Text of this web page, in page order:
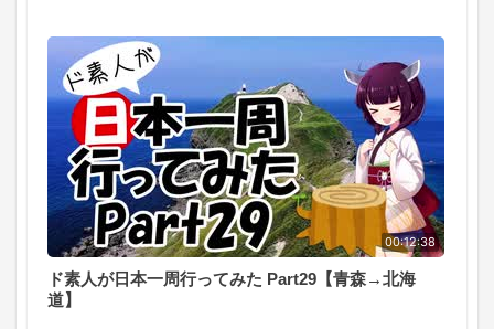
00:12:38
ド素人が日本一周行ってみた Part29【青森→北海
道】